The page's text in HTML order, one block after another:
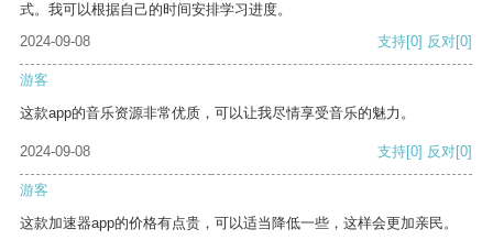
式。我可以根据自己的时间安排学习进度。
2024-09-08
支持[0] 反对[0]
游客
这款app的音乐资源非常优质，可以让我尽情享受音乐的魅力。
2024-09-08 支持[0] 反对[0]
游客
这款加速器app的价格有点贵，可以适当降低一些，这样会更加亲民。